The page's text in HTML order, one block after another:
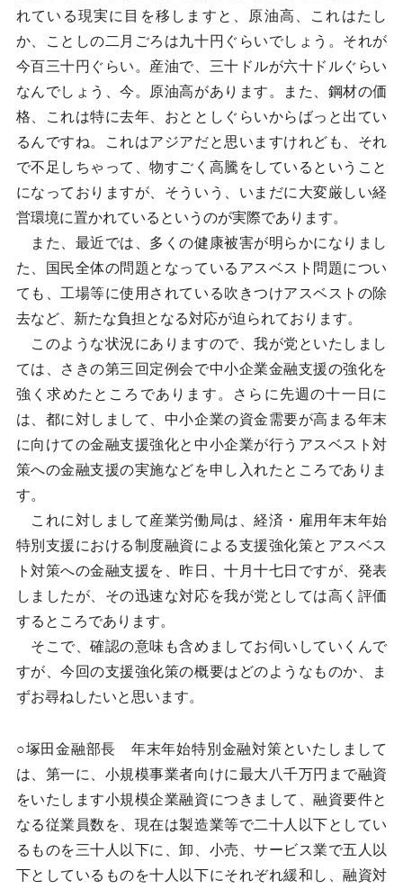
れている現実に目を移しますと、原油高、これはたし
か、ことしの二月ごろは九十円ぐらいでしょう。それが
今百三十円ぐらい。産油で、三十ドルが六十ドルぐらい
なんでしょう、今。原油高があります。また、鋼材の価
格、これは特に去年、おととしぐらいからばっと出てい
るんですね。これはアジアだと思いますけれども、それ
で不足しちゃって、物すごく高騰をしているということ
になっておりますが、そういう、いまだに大変厳しい経
営環境に置かれているというのが実際であります。
また、最近では、多くの健康被害が明らかになりまし
た、国民全体の問題となっているアスベスト問題につい
ても、工場等に使用されている吹きつけアスベストの除
去など、新たな負担となる対応が迫られております。
このような状況にありますので、我が党といたしまし
ては、さきの第三回定例会で中小企業金融支援の強化を
強く求めたところであります。さらに先週の十一日に
は、都に対しまして、中小企業の資金需要が高まる年末
に向けての金融支援強化と中小企業が行うアスベスト対
策への金融支援の実施などを申し入れたところでありま
す。
これに対しまして産業労働局は、経済・雇用年末年始
特別支援における制度融資による支援強化策とアスベス
ト対策への金融支援を、昨日、十月十七日ですが、発表
しましたが、その迅速な対応を我が党としては高く評価
するところであります。
そこで、確認の意味も含めましてお伺いしていくんで
すが、今回の支援強化策の概要はどのようなものか、ま
ずお尋ねしたいと思います。
○塚田金融部長 年末年始特別金融対策といたしまして
は、第一に、小規模事業者向けに最大八千万円まで融資
をいたします小規模企業融資につきまして、融資要件と
なる従業員数を、現在は製造業等で二十人以下としてい
るものを三十人以下に、卸、小売、サービス業で五人以
下としているものを十人以下にそれぞれ緩和し、融資対